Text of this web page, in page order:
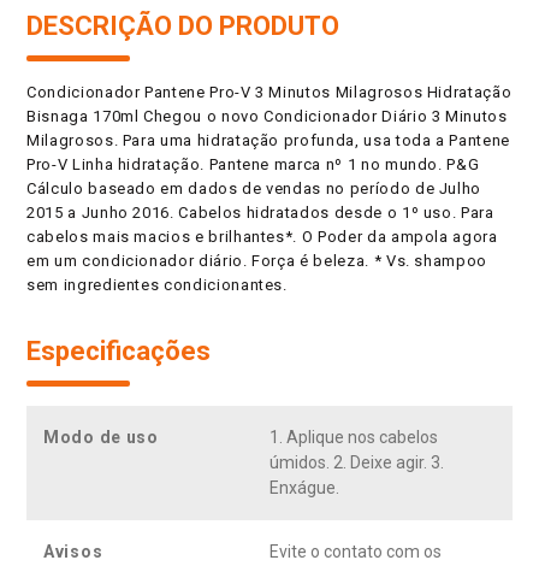
DESCRIÇÃO DO PRODUTO
Condicionador Pantene Pro-V 3 Minutos Milagrosos Hidratação
Bisnaga 170ml Chegou o novo Condicionador Diário 3 Minutos
Milagrosos. Para uma hidratação profunda, usa toda a Pantene
Pro-V Linha hidratação. Pantene marca nº 1 no mundo. P&G
Cálculo baseado em dados de vendas no período de Julho
2015 a Junho 2016. Cabelos hidratados desde o 1º uso. Para
cabelos mais macios e brilhantes*. O Poder da ampola agora
em um condicionador diário. Força é beleza. * Vs. shampoo
sem ingredientes condicionantes.
Especificações
Modo de uso
1. Aplique nos cabelos
úmidos. 2. Deixe agir. 3.
Enxágue.
Avisos
Evite o contato com os